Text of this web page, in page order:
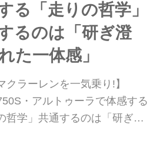
る「走りの哲学」
るのは「研ぎ澄
た一体感」
クラーレンを一気乗り!】
・アルトゥーラで体感する
哲学」共通するのは「研ぎ澄